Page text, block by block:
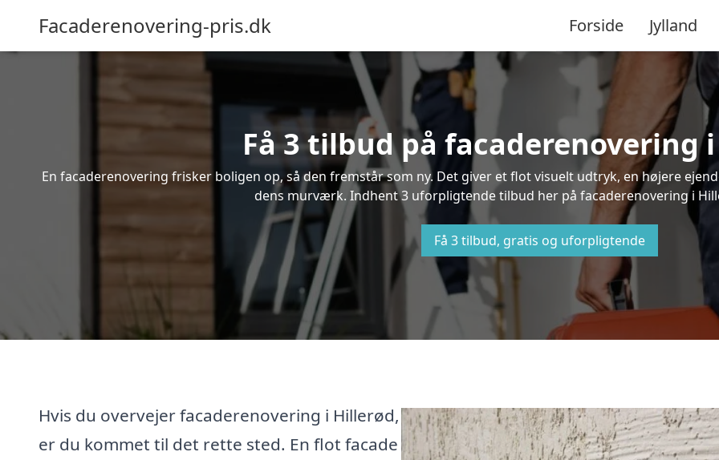
Facaderenovering-pris.dk Forside Jylland
Få 3 tilbud på facaderenovering
En facaderenovering frisker boligen op, så den fremstår som ny. Det giver et flot visuelt udtryk, en højere
dens murværk. Indhent 3 uforpligtende tilbud her på facaderenovering i
Få 3 tilbud, gratis og uforpligtende
Hvis du overvejer facaderenovering i Hillerød,
er du kommet til det rette sted. En flot facade